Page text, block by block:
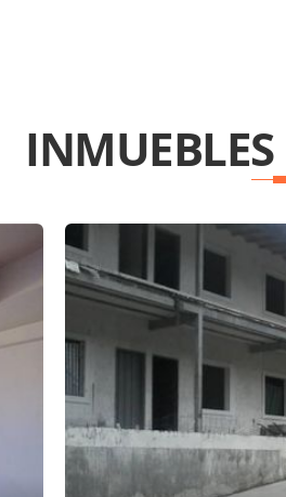
INMUEBLES